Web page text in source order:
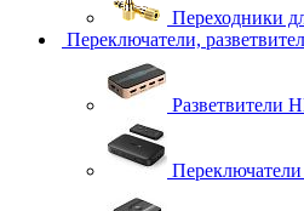
Переходники
Переключатели,
Разветвители